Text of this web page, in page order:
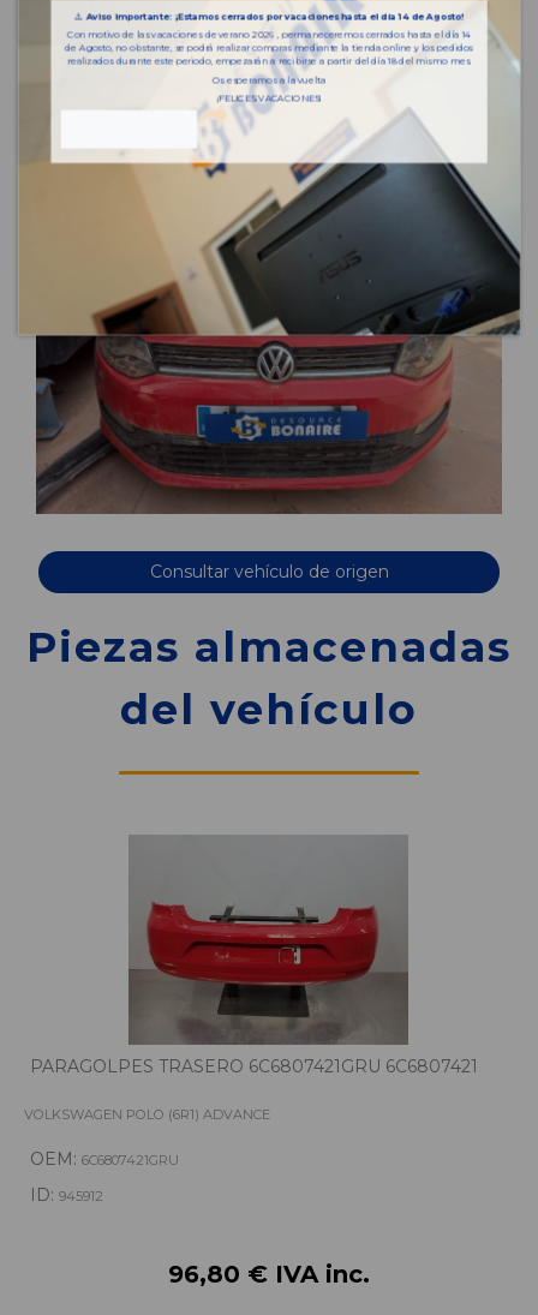
Consultar vehículo de origen
Piezas almacenadas
del vehículo
PARAGOLPES TRASERO 6C6807421GRU 6C6807421
VOLKSWAGEN POLO (6R1) ADVANCE
OEM: 6C6807421GRU
ID: 945912
96,80 € IVA inc.
⚠️ Aviso importante: ¡Estamos cerrados por vacaciones hasta el día 14 de Agosto!
Con motivo de las vacaciones de verano 2026 , permaneceremos cerrados hasta el día 14
de Agosto, no obstante, se podrá realizar compras mediante la tienda online y los pedidos
realizados durante este periodo, empezarán a recibirse a partir del día 18 del mismo mes.
Os esperamos a la vuelta
¡FELICES VACACIONES!